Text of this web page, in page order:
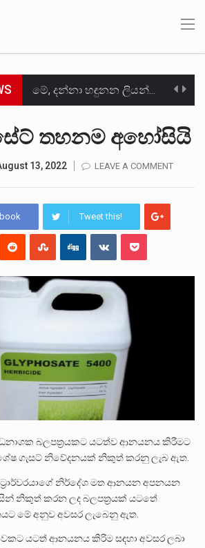
මේ, දන්නා හඳුනන ලියන්නකුගේ නන්නාඳුනන අඩවියක සැරිසරා ලද ආස්වාදනීය මොහොතක සිංහාවලෝකනයකි .කෙටි කවියක දිගු බර…
උපරිමාධිකරණ විනිශ්චයකාරවරුන්ගේ හා ඉන් පහළ විනිශ්චයකාරවරුන්ගේ විශ්‍රාම වයස දීර්ඝ කිරීම සඳහා සකස් කර ඇති විසිදෙවන…
බන්ධනාගාර රැදවියන් 1,021 දෙනෙකු ඉකුත් වසර පහක කාලය තුලදී (2020 ජනවාරි 01 සිට 2025 දෙසැම්බර්…
තහනම අහෝසියි
13, 2022 LEAVE A COMMENT
Tweet this!
බලපත්‍රයකට යටත්ව ආනයනය කිරීමට
ගැසට් නිවේදනයක් නිකුත් කරනු ලැබ ඇත.
නිර්දේශ මත ආනයන අපනයන
නිකුත් කරන ලද බලපත්‍රයක් යටතේ
මේ අනුව අවසර ලැබෙනු ඇත.
යටත් ආනයනය කිරිම සඳහා අවසර ලබා